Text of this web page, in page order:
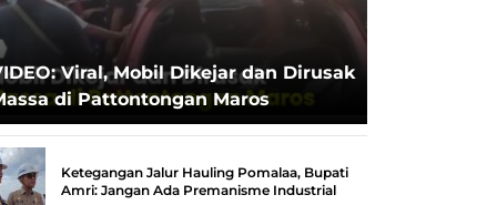
Viral, Mobil Dikejar dan Dirusak
di Pattontongan Maros
Ketegangan Jalur Hauling Pomalaa, Bupati
Amri: Jangan Ada Premanisme Industrial